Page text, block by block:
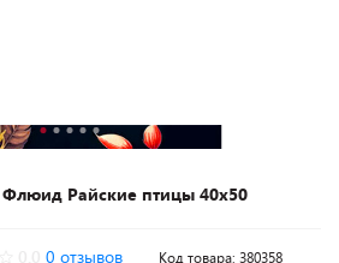
Райские птицы 40x50
0 отзывов Код товара: 380358